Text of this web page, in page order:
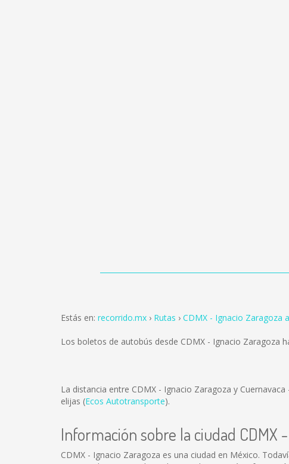
Estás en: recorrido.mx Rutas CDMX - Ignacio Zaragoza
Los boletos de autobús desde CDMX - Ignacio Zaragoza
La distancia entre CDMX - Ignacio Zaragoza y Cuernavaca
elijas (Ecos Autotransporte).
Información sobre la ciudad CDMX
CDMX - Ignacio Zaragoza es una ciudad en México.